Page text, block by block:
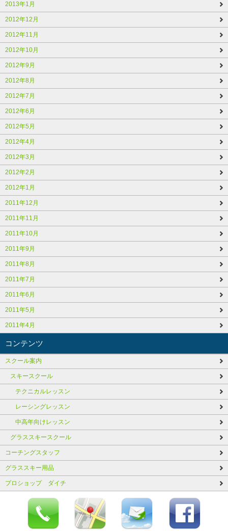
2013年1月
2012年12月
2012年11月
2012年10月
2012年9月
2012年8月
2012年7月
2012年6月
2012年5月
2012年4月
2012年3月
2012年2月
2012年1月
2011年12月
2011年11月
2011年10月
2011年9月
2011年8月
2011年7月
2011年6月
2011年5月
2011年4月
コンテンツ
スクール案内
スキースクール
テクニカルレッスン
レーシングレッスン
中高年向けレッスン
グラススキースクール
コーチングスタッフ
グラススキー用品
プロショップ ダイチ